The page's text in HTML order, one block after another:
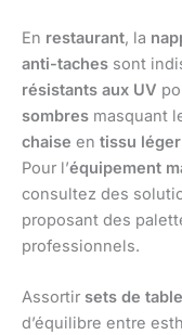
En restaurant, la
anti-taches sont
résistants aux UV
sombres masquant
chaise en tissu léger
Pour l’équipement
consultez des
proposant des
professionnels.
Assortir sets de table
d’équilibre entre